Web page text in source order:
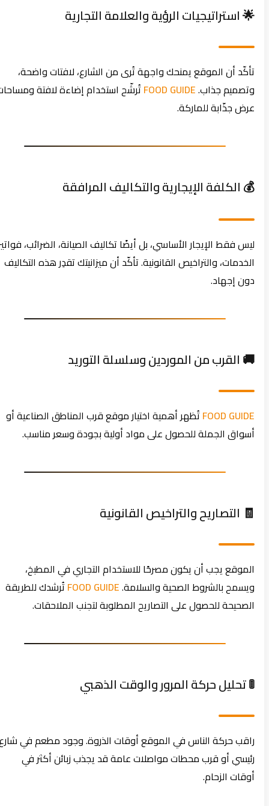
🌟 استراتيجيات الرؤية والعلامة التجارية
تأكّد أن الموقع يمنحك واجهة تُرى من الشارع، لافتات واضحة،
وتصميم جذاب.FOOD GUIDEتُرشّح استخدام إضاءة لافتة ومساحات
عرض جذّابة للماركة.
💰 الكلفة الإيجارية والتكاليف المرافقة
ليس فقط الإيجار الأساسي، بل أيضًا تكاليف الصيانة، الضرائب، فواتير
الخدمات، والتراخيص القانونية. تأكّد أن ميزانيتك تقدِر هذه التكاليف
دون إجهاد.
🚚 القرب من الموردين وسلسلة التوريد
FOOD GUIDEتُظهر أهمية اختيار موقع قرب المناطق الصناعية أو
أسواق الجملة للحصول على مواد أولية بجودة وسعر مناسب.
🧾 التصاريح والتراخيص القانونية
الموقع يجب أن يكون مصرحًا للاستخدام التجاري في المطبخ،
ويسمح بالشروط الصحية والسلامة.FOOD GUIDEتُرشدك للطريقة
الصحيحة للحصول على التصاريح المطلوبة لتجنب الملاحقات.
🚦 تحليل حركة المرور والوقت الذهبي
راقب حركة الناس في الموقع أوقات الذروة. وجود مطعم في شارع
رئيسي أو قرب محطات مواصلات عامة قد يجذب زبائن أكثر في
أوقات الزحام.